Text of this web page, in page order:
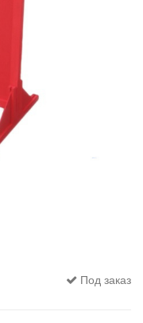
Под заказ